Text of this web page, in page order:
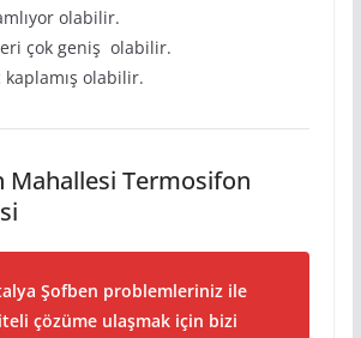
olabilir.
çok geniş olabilir.
kaplamış olabilir.
Mahallesi Termosifon
Şofben problemleriniz ile
çözüme ulaşmak için bizi